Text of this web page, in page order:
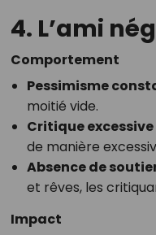
4. L’ami
Comportement
Pessimisme
moitié vide.
Critique excessive
de manière
Absence de
et rêves, les
Impact